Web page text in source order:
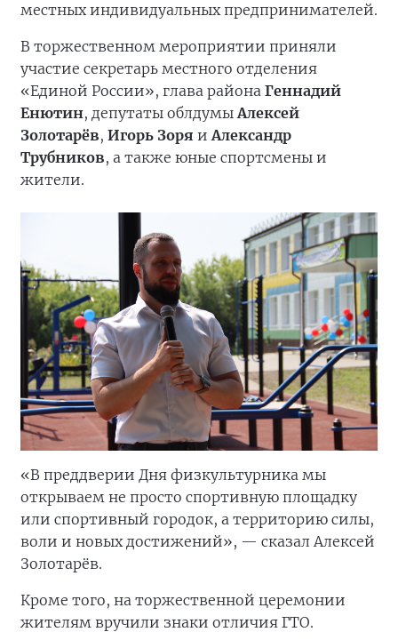
местных индивидуальных предпринимателей.
В торжественном мероприятии приняли
участие секретарь местного отделения
«Единой России», глава района Геннадий
Енютин, депутаты облдумыАлексей
Золотарёв, Игорь Зоря иАлександр
Трубников, а также юные спортсмены и
жители.
«В преддверии Дня физкультурника мы
открываем не просто спортивную площадку
или спортивный городок, а территорию силы,
воли и новых достижений», — сказал Алексей
Золотарёв.
Кроме того, на торжественной церемонии
жителям вручили знаки отличия ГТО.